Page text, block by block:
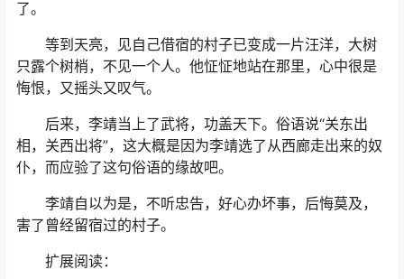
了。
等到天亮，见自己借宿的村子已变成一片汪洋，大树
只露个树梢，不见一个人。他怔怔地站在那里，心中很是
悔恨，又摇头又叹气。
后来，李靖当上了武将，功盖天下。俗语说“关东出
相，关西出将”，这大概是因为李靖选了从西廊走出来的奴
仆，而应验了这句俗语的缘故吧。
李靖自以为是，不听忠告，好心办坏事，后悔莫及，
害了曾经留宿过的村子。
扩展阅读：